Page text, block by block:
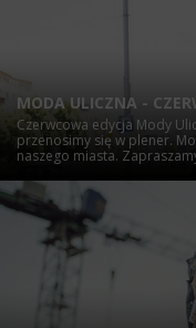
MODA ULICZNA -
Czerwcowa edycja Mody
przenosimy się w plener.
naszego miasta.